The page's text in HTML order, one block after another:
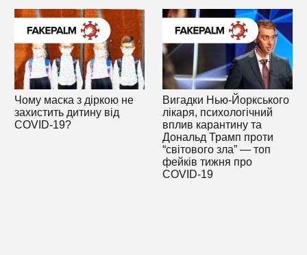
Чому маска з діркою не
захистить дитину від
COVID-19?
Вигадки Нью-Йоркського
лікаря, психологічний
вплив карантину та
Дональд Трамп проти
“світового зла” — топ
фейків тижня про
COVID-19